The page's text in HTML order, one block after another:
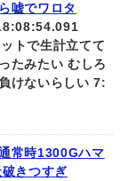
嘘でワロタ
トで生計立てて
たみたい むしろ
けないらしい 7:
常時1300Gハマ
きつすぎ